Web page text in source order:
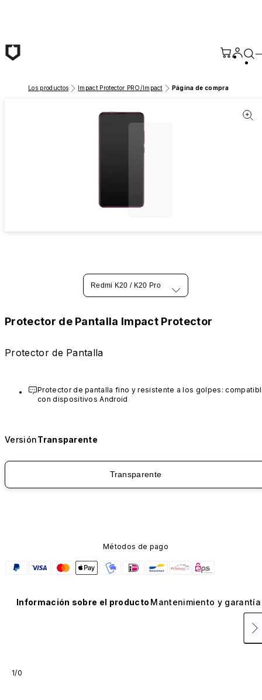
Los productos Impact Protector PRO/Impact Página de compra
Redmi K20 / K20 Pro
Protector de Pantalla Impact Protector
Protector de Pantalla
Protector de pantalla fino y resistente a los golpes:
con dispositivos Android
VersiónTransparente
Transparente
Métodos de pago
Información sobre el producto Mantenimiento y garantía
1/0